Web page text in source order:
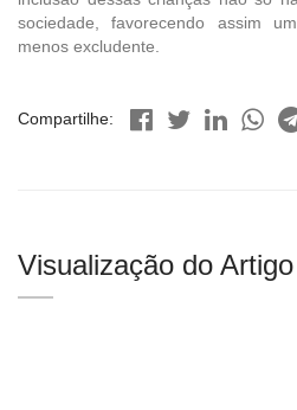
sociedade, favorecendo assim
menos excludente.
Compartilhe:
Visualização do Artigo